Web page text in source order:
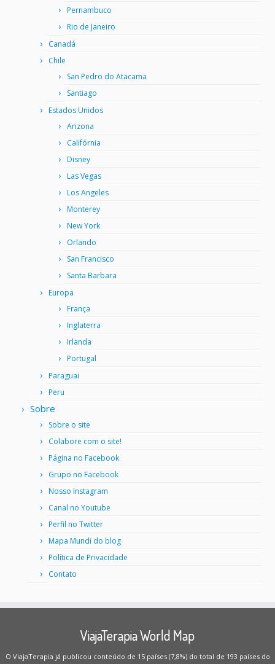
Pernambuco
Rio de Janeiro
Canadá
Chile
San Pedro do Atacama
Santiago
Estados Unidos
Arizona
Califórnia
Disney
Las Vegas
Los Angeles
Monterey
New York
Orlando
San Francisco
Santa Barbara
Europa
França
Inglaterra
Irlanda
Portugal
Paraguai
Peru
Sobre
Sobre o site
Colabore com o site!
Página no Facebook
Grupo no Facebook
Nosso Instagram
Canal no Youtube
Perfil no Twitter
Mapa Mundi do blog
Política de Privacidade
Contato
ViajaTerapia World Map
O ViajaTerapia já publicou conteúdo de 15 países (7,8%) do total de 193 países do